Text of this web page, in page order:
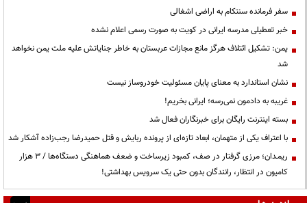
سفر فرمانده سنتکام به اراضی اشغالی
خبر تعطیلی مدرسه ایرانی در کویت به صورت رسمی اعلام نشده
یمن: تشکیل ائتلاف هرگز مانع مجازات عربستان به خاطر جنایاتش علیه ملت یمن نخواهد
شد
نشان استاندارد به معنای پایان مسئولیت خودروساز نیست
غریبه به دادمون نمی‌رسه؛ ایرانی بخریم!
بسته اینترنت رایگان برای خبرنگاران فعال شد
با اعتراف یکی از متهمان، ابعاد تازه‌ای از پرونده ربایش و قتل حمیدرضا رجب‌زاده آشکار شد
ریمـدان؛ مرزی گرفتار در صف، کمبود زیرساخت و ضعف هماهنگی دستگاه‌ها / ۳ هزار
کامیون در انتظار، رانندگان بدون حتی یک سرویس بهداشتی!